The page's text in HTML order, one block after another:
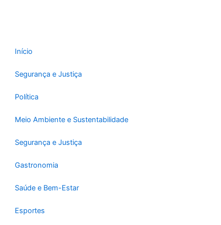
Início
Segurança e Justiça
Política
Meio Ambiente e Sustentabilidade
Segurança e Justiça
Gastronomia
Saúde e Bem-Estar
Esportes